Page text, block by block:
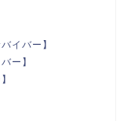
イバー】
ー】